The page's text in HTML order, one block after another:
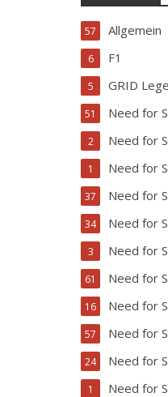
Allgemein
57
F1
6
GRID
5
Need for
51
Need for
2
Need for
1
Need for
37
Need for
34
Need for
3
Need for
61
Need for
16
Need for
57
Need for
24
Need for
1